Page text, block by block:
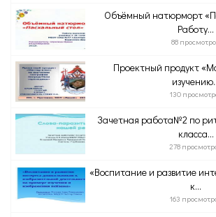
Объёмный натюрморт
Работу...
88
Проектный продукт
130
Зачетная работа№2 по
класса...
278
«Воспитание и развитие
к...
163